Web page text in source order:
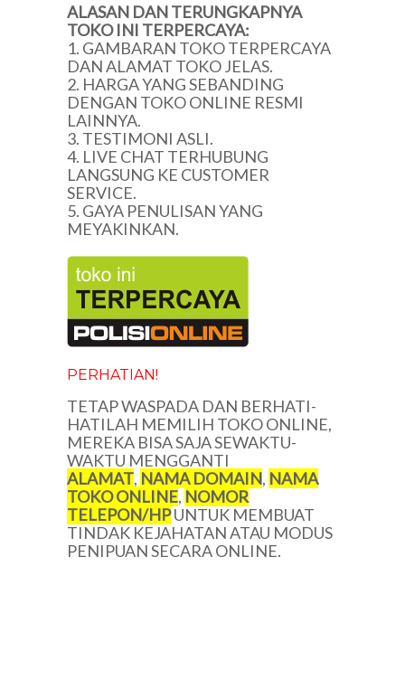
ALASAN DAN TERUNGKAPNYA
TOKO INI TERPERCAYA:
1. GAMBARAN TOKO TERPERCAYA
DAN ALAMAT TOKO JELAS.
2. HARGA YANG SEBANDING
DENGAN TOKO ONLINE RESMI
LAINNYA.
3. TESTIMONI ASLI.
4. LIVE CHAT TERHUBUNG
LANGSUNG KE CUSTOMER
SERVICE.
5. GAYA PENULISAN YANG
MEYAKINKAN.
PERHATIAN!
TETAP WASPADA DAN BERHATI-
HATILAH MEMILIH TOKO ONLINE,
MEREKA BISA SAJA SEWAKTU-
WAKTU MENGGANTI
ALAMAT, NAMA DOMAIN, NAMA
TOKO ONLINE, NOMOR
TELEPON/HPUNTUK MEMBUAT
TINDAK KEJAHATAN ATAU MODUS
PENIPUAN SECARA ONLINE.